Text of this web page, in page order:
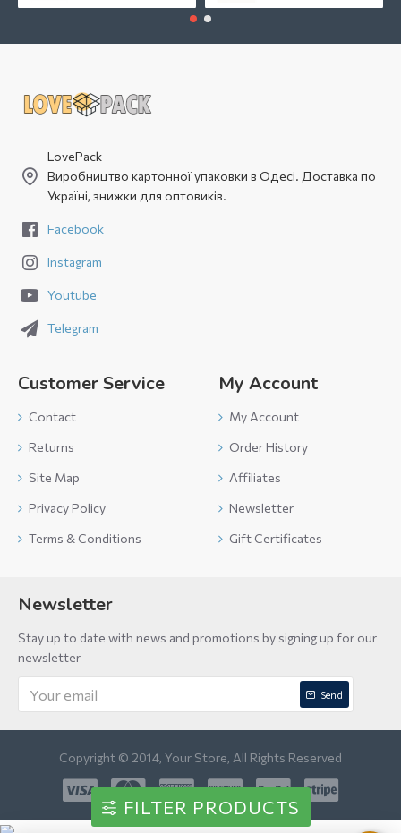
LovePack
Виробництво картонної упаковки в Одесі. Доставка по
Україні, знижки для оптовиків.
Facebook
Instagram
Youtube
Telegram
Customer Service
Contact
Returns
Site Map
Privacy Policy
Terms & Conditions
My Account
My Account
Order History
Affiliates
Newsletter
Gift Certificates
Newsletter
Stay up to date with news and promotions by signing up for our
newsletter
Send
Copyright © 2014, Your Store, All Rights Reserved
FILTER PRODUCTS